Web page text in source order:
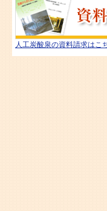
人工炭酸泉の資料請求はこ